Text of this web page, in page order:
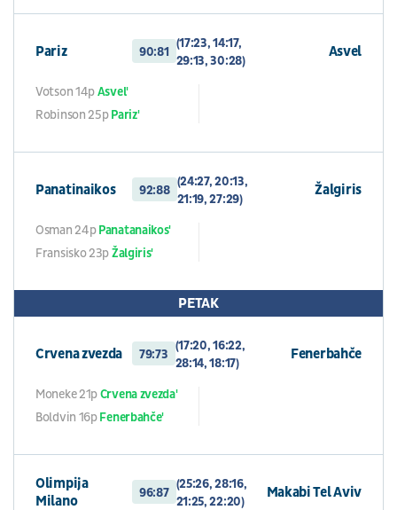
Pariz 90:81
(17:23, 14:17,
29:13, 30:28)
Asvel
Votson 14pAsvel'
Robinson 25pPariz'
Panatinaikos 92:88
(24:27, 20:13,
21:19, 27:29)
Žalgiris
Osman 24pPanatanaikos'
Fransisko 23pŽalgiris'
PETAK
Crvena zvezda 79:73
(17:20, 16:22,
28:14, 18:17)
Fenerbahče
Moneke 21pCrvena zvezda'
Boldvin 16pFenerbahče'
Olimpija
Milano
96:87
(25:26, 28:16,
21:25, 22:20)
Makabi Tel Aviv